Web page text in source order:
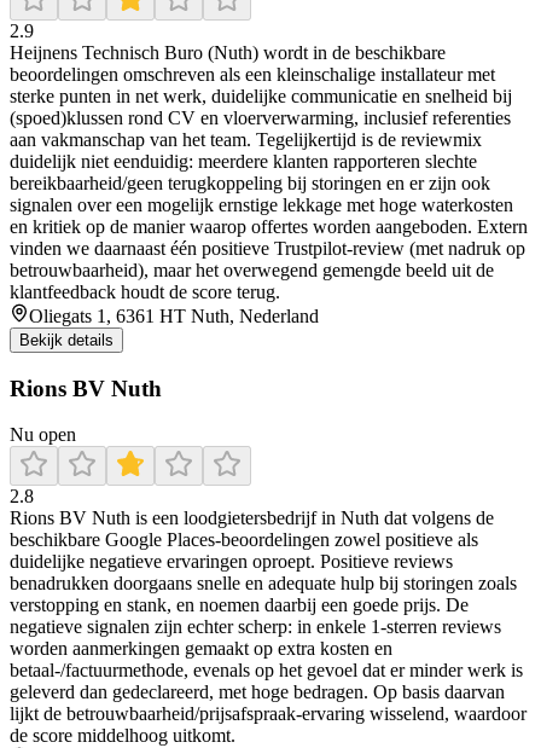
2.9
Heijnens Technisch Buro (Nuth) wordt in de beschikbare
beoordelingen omschreven als een kleinschalige installateur met
sterke punten in net werk, duidelijke communicatie en snelheid bij
(spoed)klussen rond CV en vloerverwarming, inclusief referenties
aan vakmanschap van het team. Tegelijkertijd is de reviewmix
duidelijk niet eenduidig: meerdere klanten rapporteren slechte
bereikbaarheid/geen terugkoppeling bij storingen en er zijn ook
signalen over een mogelijk ernstige lekkage met hoge waterkosten
en kritiek op de manier waarop offertes worden aangeboden. Extern
vinden we daarnaast één positieve Trustpilot-review (met nadruk op
betrouwbaarheid), maar het overwegend gemengde beeld uit de
klantfeedback houdt de score terug.
Oliegats 1, 6361 HT Nuth, Nederland
Bekijk details
Rions BV Nuth
Nu open
2.8
Rions BV Nuth is een loodgietersbedrijf in Nuth dat volgens de
beschikbare Google Places-beoordelingen zowel positieve als
duidelijke negatieve ervaringen oproept. Positieve reviews
benadrukken doorgaans snelle en adequate hulp bij storingen zoals
verstopping en stank, en noemen daarbij een goede prijs. De
negatieve signalen zijn echter scherp: in enkele 1-sterren reviews
worden aanmerkingen gemaakt op extra kosten en
betaal-/factuurmethode, evenals op het gevoel dat er minder werk is
geleverd dan gedeclareerd, met hoge bedragen. Op basis daarvan
lijkt de betrouwbaarheid/prijsafspraak-ervaring wisselend, waardoor
de score middelhoog uitkomt.